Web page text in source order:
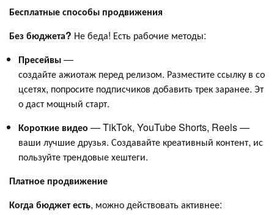
Бесплатные способы продвижения
Без бюджета? Не беда! Есть рабочие методы:
Пресейвы—
создайте ажиотаж перед релизом. Разместите ссылку в со
цсетях, попросите подписчиков добавить трек заранее. Эт
о даст мощный старт.
Короткие видео — TikTok, YouTube Shorts, Reels —
ваши лучшие друзья. Создавайте креативный контент, ис
пользуйте трендовые хештеги.
Платное продвижение
Когда бюджет есть, можно действовать активнее: